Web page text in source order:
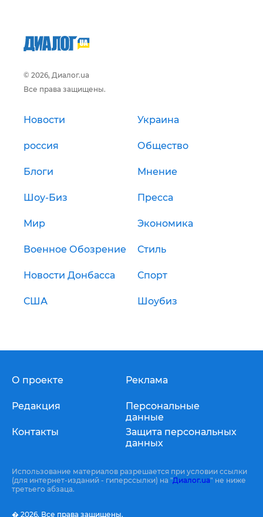
© 2026, Диалог.ua
Все права защищены.
Новости Украина
россия Общество
Блоги Мнение
Шоу-Биз Пресса
Мир Экономика
Военное Обозрение Стиль
Новости Донбасса Спорт
США Шоубиз
О проекте
Редакция
Контакты
Реклама
Персональные
данные
Защита персональных
данных
Использование материалов разрешается при условии ссылки
(для интернет-изданий - гиперссылки) на "Диалог.ua" не ниже
третьего абзаца.
� 2026, Все права защищены.